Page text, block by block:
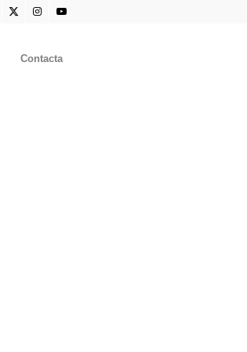
Contacta